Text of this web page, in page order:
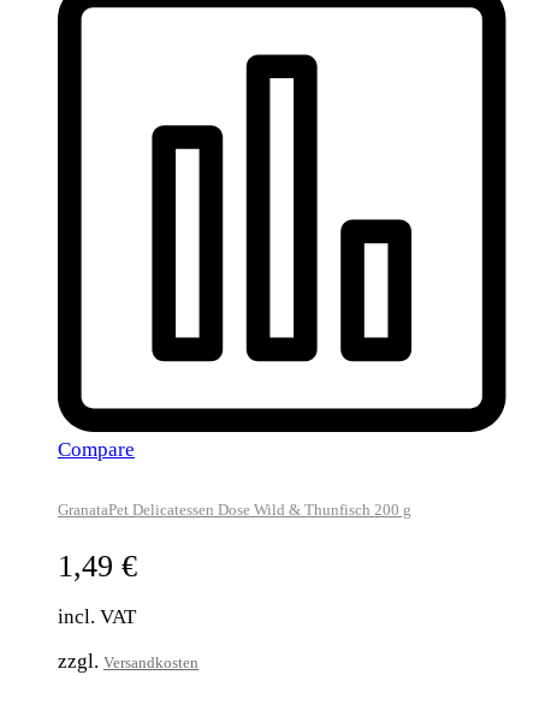
Compare
GranataPet Delicatessen Dose Wild & Thunfisch 200 g
1,49 €
incl. VAT
zzgl. Versandkosten